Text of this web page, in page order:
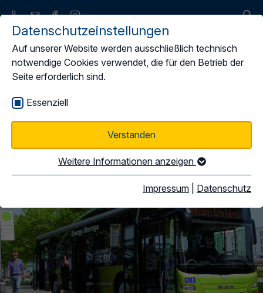
Datenschutzeinstellungen
Auf unserer Website werden ausschließlich technisch
notwendige Cookies verwendet, die für den Betrieb der
Seite erforderlich sind.
Essenziell
Verstanden
Weitere Informationen anzeigen
Impressum Datenschutz
Video Clips